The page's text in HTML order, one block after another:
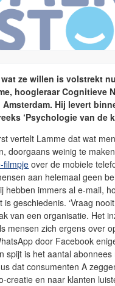
ze willen is volstrekt
hoogleraar Cognitieve
Hij levert
‘Psychologie van de
vertelt Lamme dat wat
doorgaans weinig te
filmpjeover de mobiele
aan helemaal geen
hebben immers al e-mail,
is geschiedenis. ‘Vraag
van een organisatie. Het
mensen zich ergens over
door Facebook
spijt is het aantal
dat consumenten A
creatie en naar klanten